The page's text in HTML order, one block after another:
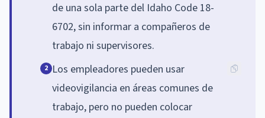
de una sola parte del Idaho Code 18-
6702, sin informar a compañeros de
trabajo ni supervisores.
2 Los empleadores pueden usar
videovigilancia en áreas comunes de
trabajo, pero no pueden colocar